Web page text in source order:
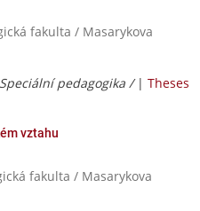
fakulta / Masarykova
Speciální pedagogika / | Theses
vztahu
fakulta / Masarykova